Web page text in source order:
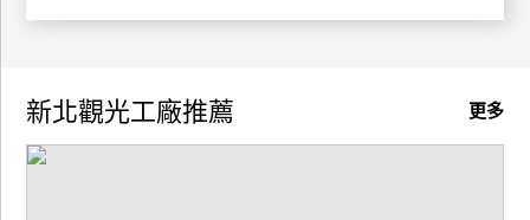
飯
作
更多
新北觀光工廠推薦